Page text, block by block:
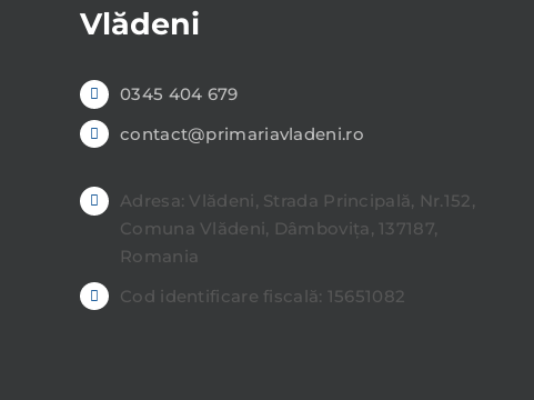
Vlădeni
0345 404 679
contact@primariavladeni.ro
Adresa: Vlădeni, Strada Principală, Nr.152,
Comuna Vlădeni, Dâmbovița, 137187,
Romania
Cod identificare fiscală: 15651082